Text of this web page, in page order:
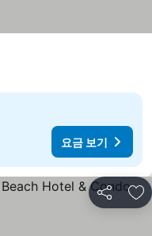
요금 보기
공유 즐